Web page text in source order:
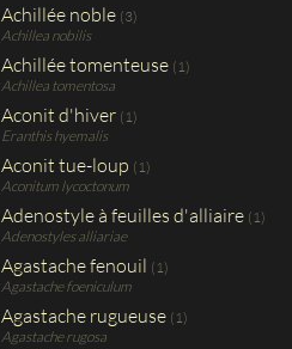
Achillée noble (3)
Achillea nobilis
Achillée tomenteuse (1)
Achillea tomentosa
Aconit d'hiver (1)
Eranthis hyemalis
Aconit tue-loup (1)
Aconitum lycoctonum
Adenostyle à feuilles d'alliaire (1)
Adenostyles alliariae
Agastache fenouil (1)
Agastache foeniculum
Agastache rugueuse (1)
Agastache rugosa